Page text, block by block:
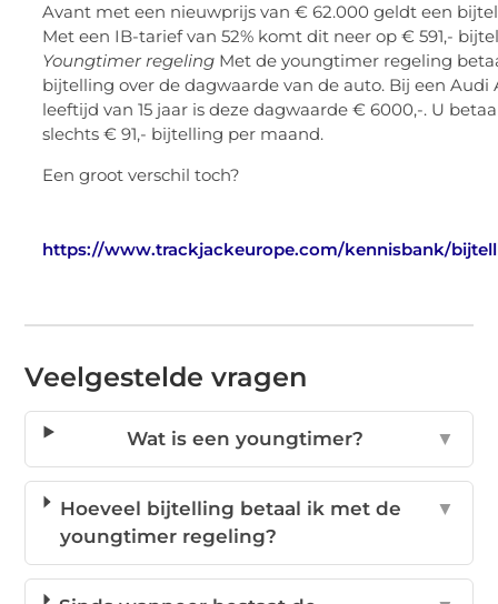
Avant met een nieuwprijs van € 62.000 geldt een
Met een IB-tarief van 52% komt dit neer op € 591,-
Youngtimer regeling Met de youngtimer regeling
bijtelling over de dagwaarde van de auto. Bij een Audi
leeftijd van 15 jaar is deze dagwaarde € 6000,-. U
slechts € 91,- bijtelling per maand.
Een groot verschil toch?
https://www.trackjackeurope.com/kennisbank/
Veelgestelde vragen
Wat is een youngtimer? ▼
Hoeveel bijtelling betaal ik met de
youngtimer regeling?
▼